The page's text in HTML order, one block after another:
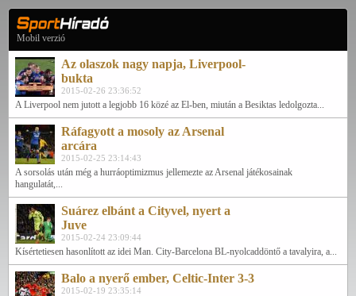
Mobil verzió
Az olaszok nagy napja, Liverpool-
bukta
2015-02-26 23:36:52
A Liverpool nem jutott a legjobb 16 közé az El-ben, miután a Besiktas ledolgozta...
Ráfagyott a mosoly az Arsenal
arcára
2015-02-25 23:14:43
A sorsolás után még a hurráoptimizmus jellemezte az Arsenal játékosainak
hangulatát,...
Suárez elbánt a Cityvel, nyert a
Juve
2015-02-24 23:09:44
Kísértetiesen hasonlított az idei Man. City-Barcelona BL-nyolcaddöntő a tavalyira, a...
Balo a nyerő ember, Celtic-Inter 3-3
2015-02-19 23:35:14